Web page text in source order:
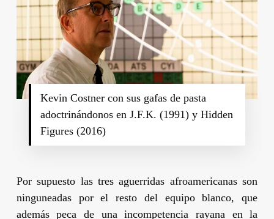
Kevin Costner con sus gafas de pasta
adoctrinándonos en J.F.K. (1991) y Hidden
Figures (2016)
Por supuesto las tres aguerridas afroamericanas son
ninguneadas por el resto del equipo blanco, que
además peca de una incompetencia rayana en la